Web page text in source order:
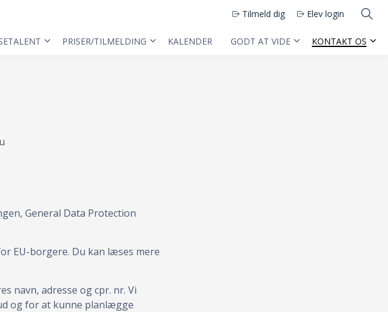
PRISER/TILMELDING KALENDER GODT AT VIDE KONTAKT OS
Tilmeld dig Elev login
General Data Protection
EU-borgere. Du kan læses mere
navn, adresse og cpr. nr. Vi
og for at kunne planlægge